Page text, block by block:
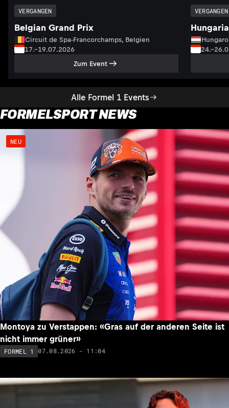
Alle Formel 1 Events
VERGANGEN
Belgian Grand Prix
Circuit de Spa-Francorchamps, Belgien
17.–19.07.2026
Zum Event
VERGANGEN
FORMELSPORT NEWS
NEU
Montoya zu Verstappen: «Gras auf der anderen Seite ist
nicht immer grüner»
FORMEL 1 07.08.2026 - 11:04